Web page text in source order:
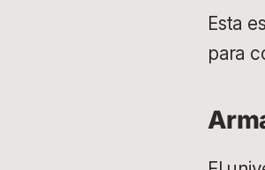
Esta
para